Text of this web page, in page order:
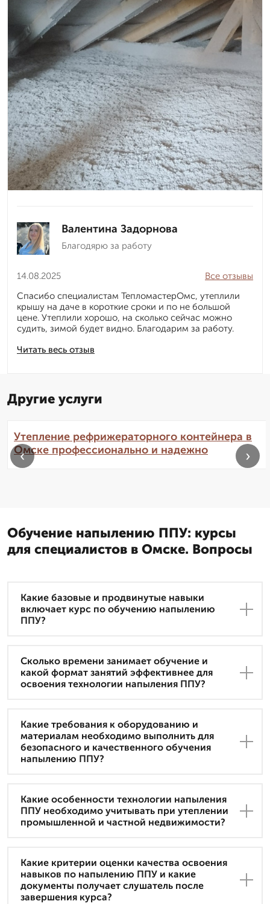
Валентина Задорнова
Благодярю за работу
14.08.2025
Читать весь отзыв
Все отзывы
Спасибо специалистам ТепломастерОмс, утеплили
крышу на даче в короткие сроки и по не большой
цене. Утеплили хорошо, на сколько сейчас можно
судить, зимой будет видно. Благодарим за работу.
Другие услуги
Утепление рефрижераторного контейнера в
Омске профессионально и надежно
‹ ›
Обучение напылению ППУ: курсы
для специалистов в Омске. Вопросы
Какие базовые и продвинутые навыки
включает курс по обучению напылению
ППУ?
Сколько времени занимает обучение и
какой формат занятий эффективнее для
освоения технологии напыления ППУ?
Какие требования к оборудованию и
материалам необходимо выполнить для
безопасного и качественного обучения
напылению ППУ?
Какие особенности технологии напыления
ППУ необходимо учитывать при утеплении
промышленной и частной недвижимости?
Какие критерии оценки качества освоения
навыков по напылению ППУ и какие
документы получает слушатель после
завершения курса?